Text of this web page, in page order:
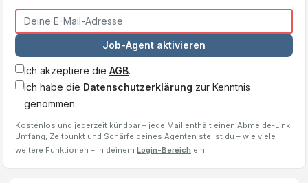
Job-Agent aktivieren
Ich akzeptiere die AGB.
Ich habe die Datenschutzerklärung zur Kenntnis
genommen.
Kostenlos und jederzeit kündbar – jede Mail enthält einen Abmelde-Link.
Umfang, Zeitpunkt und Schärfe deines Agenten stellst du – wie viele
weitere Funktionen – in deinem Login-Bereich ein.